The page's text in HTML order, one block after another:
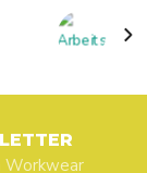
Workwear